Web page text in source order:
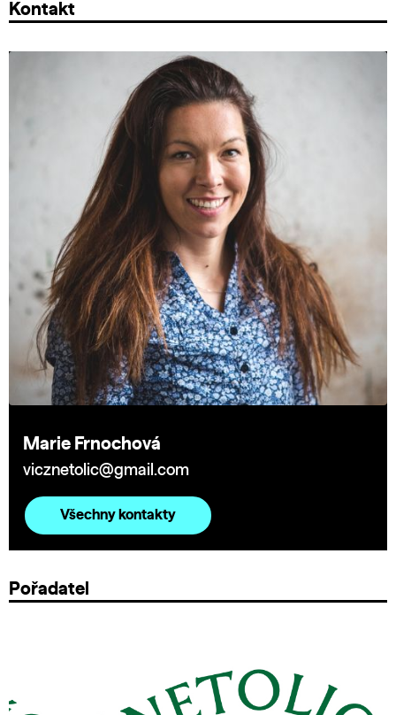
Kontakt
Marie Frnochová
vicznetolic@gmail.com
Všechny kontakty
Pořadatel